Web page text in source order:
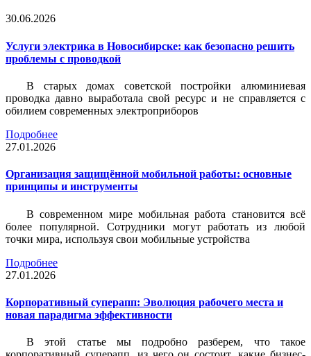
30.06.2026
Услуги электрика в Новосибирске: как безопасно решить
проблемы с проводкой
В старых домах советской постройки алюминиевая
проводка давно выработала свой ресурс и не справляется с
обилием современных электроприборов
Подробнее
27.01.2026
Организация защищённой мобильной работы: основные
принципы и инструменты
В современном мире мобильная работа становится всё
более популярной. Сотрудники могут работать из любой
точки мира, используя свои мобильные устройства
Подробнее
27.01.2026
Корпоративный суперапп: Эволюция рабочего места и
новая парадигма эффективности
В этой статье мы подробно разберем, что такое